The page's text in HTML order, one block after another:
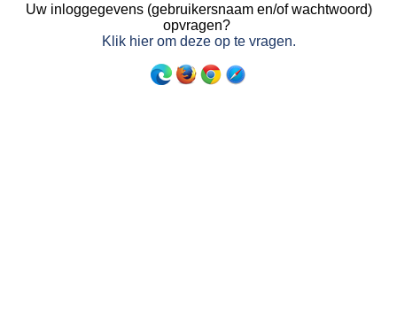
Uw inloggegevens (gebruikersnaam en/of wachtwoord)
opvragen?
Klik hier om deze op te vragen.